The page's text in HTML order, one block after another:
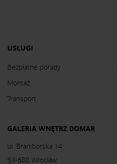
USŁUGI
Bezpłatne porady
Montaż
Transport
GALERIA WNĘTRZ DOMAR
ul. Braniborska 14
53-680 Wrocław